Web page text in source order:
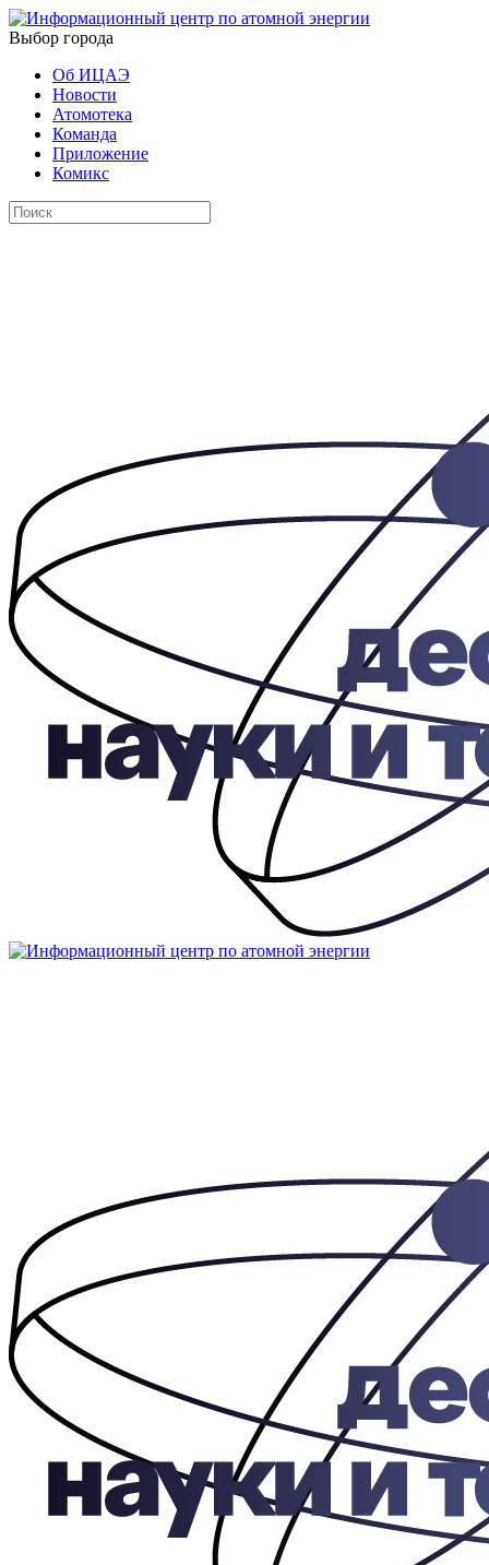
Выбор города
Об ИЦАЭ
Новости
Атомотека
Команда
Приложение
Комикс